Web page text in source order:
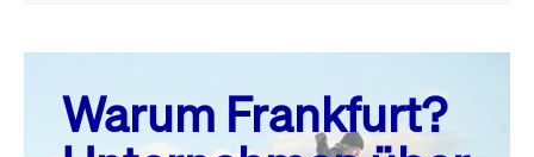
August 26
MO. DI. MI. DO. FR. SA. SO.
Warum Frankfurt?